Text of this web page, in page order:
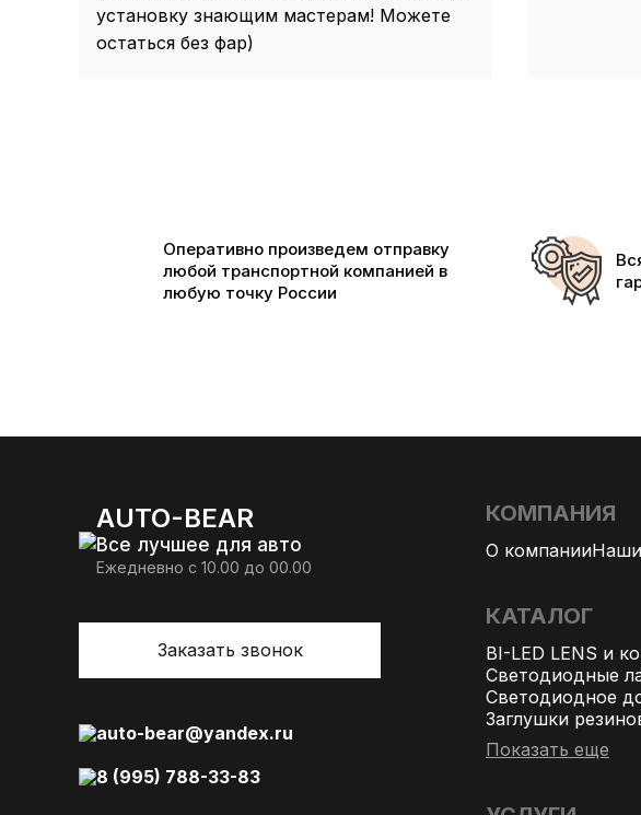
установку знающим мастерам! Можете
остаться без фар)
Оперативно произведем отправку
любой транспортной компанией в
любую точку России
AUTO-BEAR
Все лучшее для авто
Ежедневно с 10.00 до 00.00
Заказать звонок
auto-bear@yandex.ru
8 (995) 788-33-83
КОМПАНИЯ
О компании
КАТАЛОГ
BI-LED LENS и
Светодиодные
Светодиодное
Заглушки
Показать еще